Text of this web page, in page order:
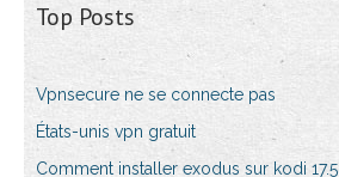
Top Posts
Vpnsecure ne se connecte pas
États-unis vpn gratuit
Comment installer exodus sur kodi 17.5